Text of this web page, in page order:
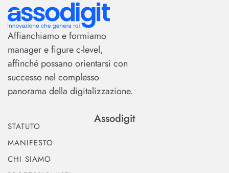
Affianchiamo e formiamo
manager e figure c-level,
affinché possano orientarsi con
successo nel complesso
panorama della digitalizzazione.
Assodigit
STATUTO
MANIFESTO
CHI SIAMO